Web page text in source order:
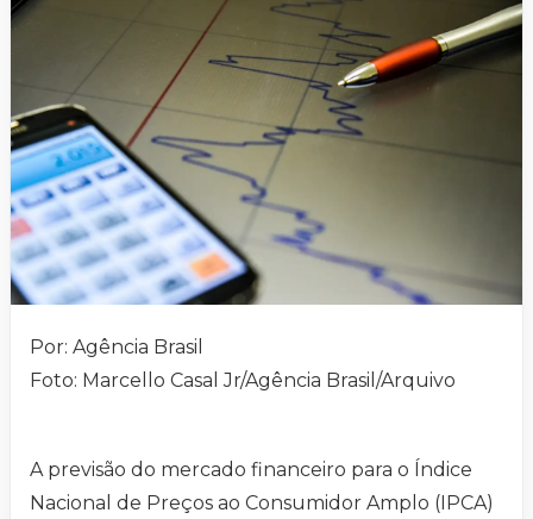
Por: Agência Brasil
Foto: Marcello Casal Jr/Agência Brasil/Arquivo
A previsão do mercado financeiro para o Índice
Nacional de Preços ao Consumidor Amplo (IPCA)